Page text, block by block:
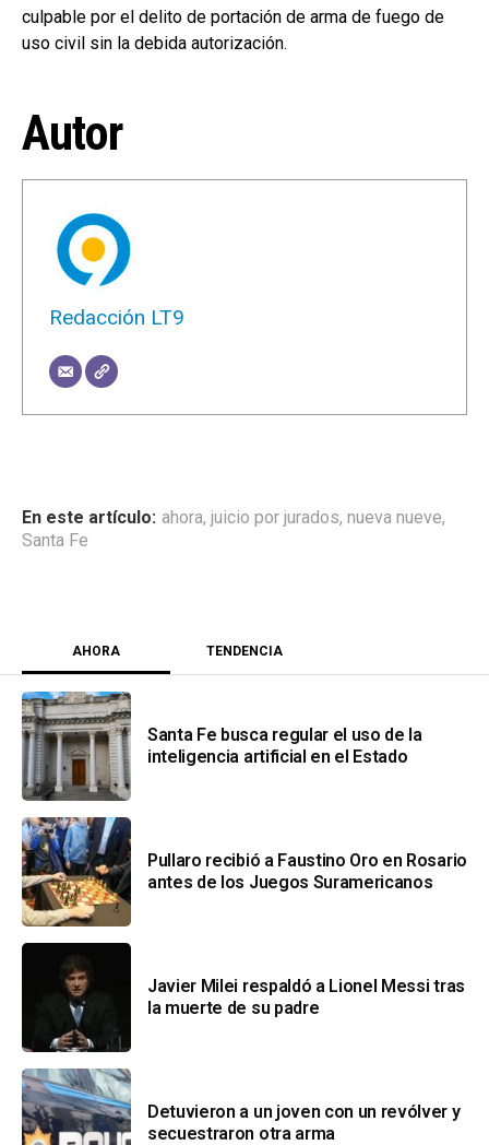
culpable por el delito de portación de arma de fuego de
uso civil sin la debida autorización.
Autor
Redacción LT9
ahora, juicio por jurados, nueva nueve,
Santa Fe
AHORA TENDENCIA
Santa Fe busca regular el uso de la
inteligencia artificial en el Estado
Pullaro recibió a Faustino Oro en Rosario
antes de los Juegos Suramericanos
Javier Milei respaldó a Lionel Messi tras
la muerte de su padre
Detuvieron a un joven con un revólver y
secuestraron otra arma